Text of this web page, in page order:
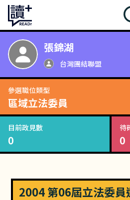
張錦湖
台灣團結聯盟
參選職位類型
區域立法委員
目前政見數
0
待
0
2004 第06屆立法委員